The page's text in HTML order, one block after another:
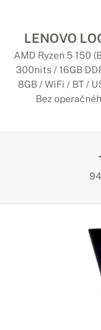
LENOVO
AMD Ryzen 5 150
300nits / 16GB
8GB / WiFi / BT /
Bez